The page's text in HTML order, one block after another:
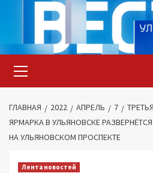
содержимому
меню
ГЛАВНАЯ 2022 АПРЕЛЬ 7
ЯРМАРКА В УЛЬЯНОВСКЕ
НА УЛЬЯНОВСКОМ ПРОСПЕКТЕ
Лента новостей